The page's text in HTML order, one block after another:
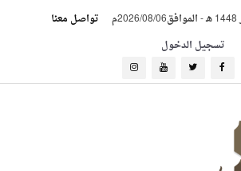
-الموافق2026/08/06م
تواصل معنا
تسجيل الدخول